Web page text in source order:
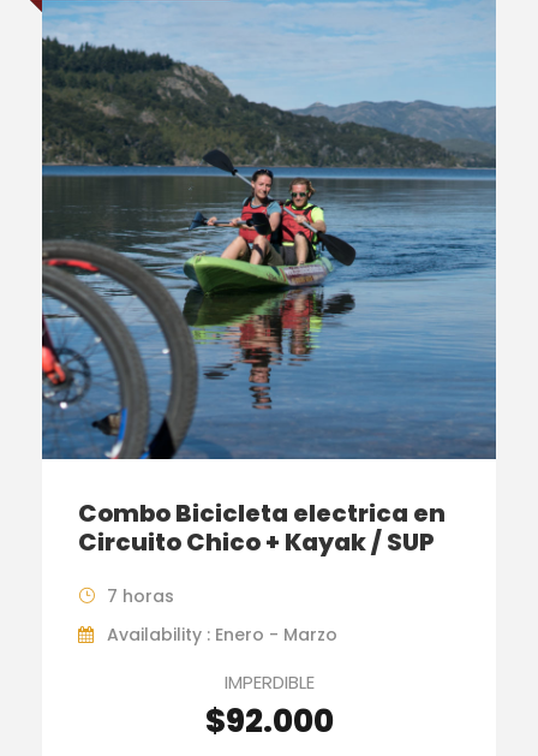
Combo Bicicleta electrica en
Circuito Chico + Kayak / SUP
7 horas
Availability : Enero - Marzo
IMPERDIBLE
$92.000